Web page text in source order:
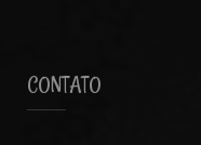
CONTATO